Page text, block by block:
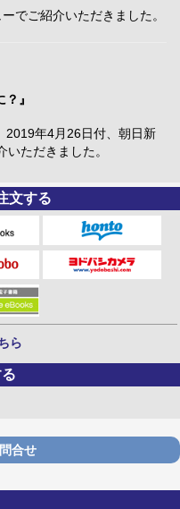
でご紹介いただきました。
』
2019年4月26日付、朝日新
いただきました。
文する
ら
合せ